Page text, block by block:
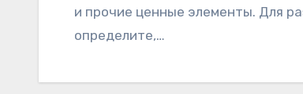
и прочие ценные элементы. Для
определите,…